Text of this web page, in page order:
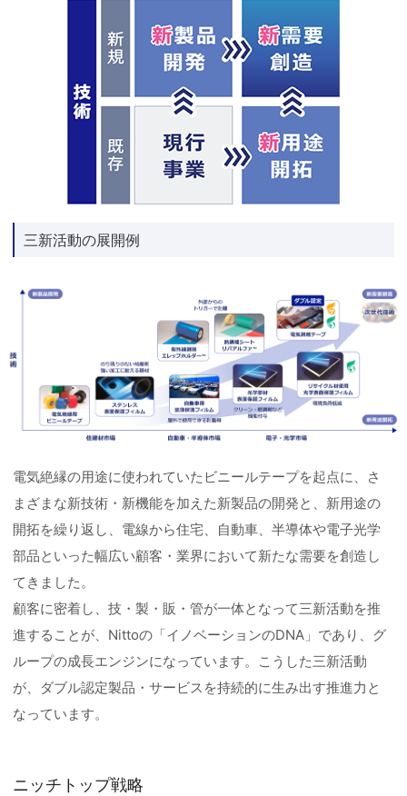
三新活動の展開例
電気絶縁の用途に使われていたビニールテープを起点に、さ
まざまな新技術・新機能を加えた新製品の開発と、新用途の
開拓を繰り返し、電線から住宅、自動車、半導体や電子光学
部品といった幅広い顧客・業界において新たな需要を創造し
てきました。
顧客に密着し、技・製・販・管が一体となって三新活動を推
進することが、Nittoの「イノベーションのDNA」であり、グ
ループの成長エンジンになっています。こうした三新活動
が、ダブル認定製品・サービスを持続的に生み出す推進力と
なっています。
ニッチトップ戦略